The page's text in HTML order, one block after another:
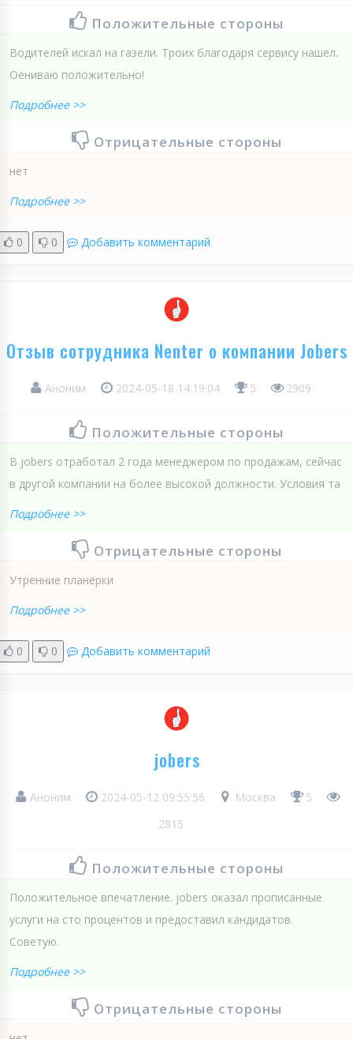
Положительные стороны
Водителей искал на газели. Троих благодаря сервису нашел.
Оениваю положительно!
Подробнее >>
Отрицательные стороны
нет
Подробнее >>
0 0 Добавить комментарий
Отзыв сотрудника Nenter о компании Jobers
Аноним 2024-05-18 14:19:04 5 2909
Положительные стороны
В jobers отработал 2 года менеджером по продажам, сейчас
в другой компании на более высокой должности. Условия та
Подробнее >>
Отрицательные стороны
Утренние планерки
Подробнее >>
0 0 Добавить комментарий
jobers
Аноним 2024-05-12 09:55:56 Москва
5
2815
Положительные стороны
Положительное впечатление. jobers оказал прописанные
услуги на сто процентов и предоставил кандидатов.
Советую.
Подробнее >>
Отрицательные стороны